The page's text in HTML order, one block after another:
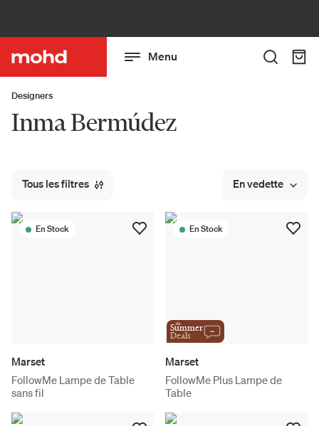
Menu
Designers
Inma Bermúdez
Tous les filtres En vedette
En Stock
Marset
FollowMe Lampe de Table
sans fil
En Stock
the
Summer
Deals
Marset
FollowMe Plus Lampe de
Table